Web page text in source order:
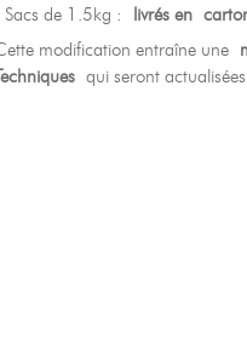
Sacs de 1.5kg : livrés en
modification entraîne une
qui seront